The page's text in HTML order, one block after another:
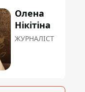
Олена
Нікітіна
ЖУРНАЛІСТ